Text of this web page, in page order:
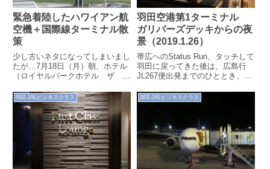
緊急着陸したハワイアン航
空機＋国際線ターミナル散
策
少し古いネタになってしまいまし
たが…7月18日（月）朝、ホテル
（ロイヤルパークホテル ザ 羽
田空港でハワイアン航空旅客機が
緊急着陸...
羽田空港第1ターミナル
ガリバーズデッキからの夜
景（2019.1.26）
帯広へのStatus Run、タッチして
羽田に戻ってきた後は、広島行
JL267便出発までのひととき、夜
デッキを再訪します。
002 JALビジネスクラス 002 JALビジネスクラス